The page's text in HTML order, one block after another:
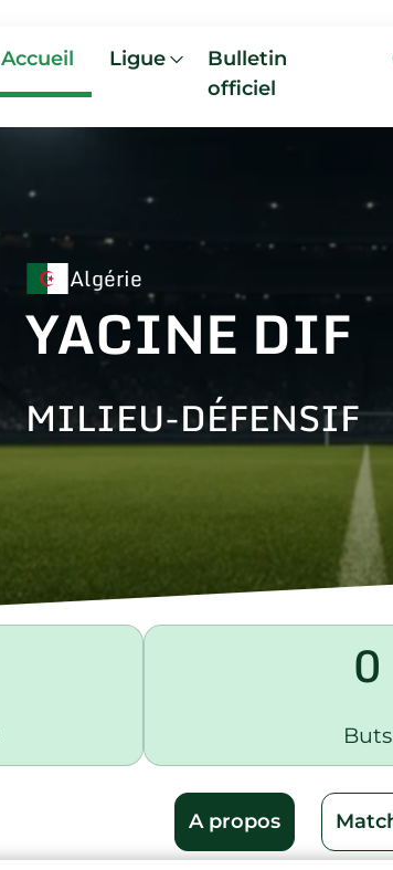
Accueil Ligue
Bulletin
officiel
Algérie
YACINE DIF
MILIEU-DÉFENSIF
0
Buts
A propos